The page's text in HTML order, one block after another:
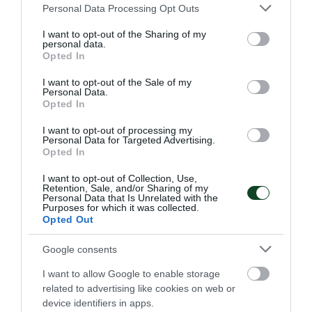
Please note that this website/app uses one or more Google
not limited to your visit or usage behaviour. You may click to
grant or deny consent to Google and its third-party tags to
use your data for below specified purposes in below Google
consent section.
Personal Data Processing Opt Outs
I want to opt-out of the Sharing of my
personal data.
Opted In
I want to opt-out of the Sale of my
Personal Data.
Opted In
I want to opt-out of processing my
Personal Data for Targeted Advertising.
Opted In
I want to opt-out of Collection, Use,
Retention, Sale, and/or Sharing of my
Personal Data that Is Unrelated with the
Purposes for which it was collected.
Opted Out
Google consents
I want to allow Google to enable storage
related to advertising like cookies on web or
device identifiers in apps.
Καλή «πράσινη» παρουσία στο
Βρότσλαβ
Τρεις εκπροσώπους είχε το τμήμα σκοποβολής του
Παναθηναϊκού τη σημερινή μέρα του Ευρωπαϊκού
03.08.2026